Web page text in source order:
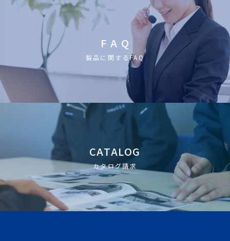
F A Q
製品に関するFAQ
CATALOG
カタログ請求